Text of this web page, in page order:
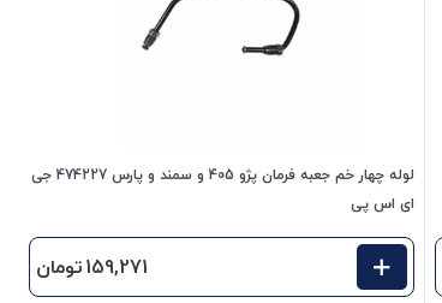
لوله چهار خم جعبه فرمان پژو 405 و سمند و پارس 474227 جی
ای اس پی
159,271تومان